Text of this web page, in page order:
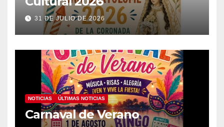
31 DE JULIO DE 2026
NOTICIAS ÚLTIMAS NOTICIAS
Carnaval de Verano